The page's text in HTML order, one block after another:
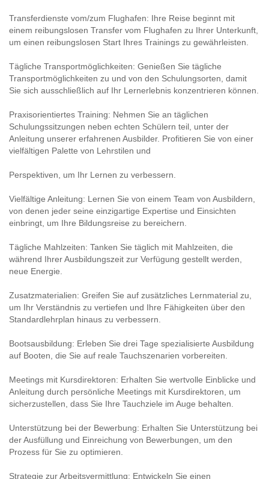
Transferdienste vom/zum Flughafen: Ihre Reise beginnt mit
einem reibungslosen Transfer vom Flughafen zu Ihrer Unterkunft,
um einen reibungslosen Start Ihres Trainings zu gewährleisten.
Tägliche Transportmöglichkeiten: Genießen Sie tägliche
Transportmöglichkeiten zu und von den Schulungsorten, damit
Sie sich ausschließlich auf Ihr Lernerlebnis konzentrieren können.
Praxisorientiertes Training: Nehmen Sie an täglichen
Schulungssitzungen neben echten Schülern teil, unter der
Anleitung unserer erfahrenen Ausbilder. Profitieren Sie von einer
vielfältigen Palette von Lehrstilen und
Perspektiven, um Ihr Lernen zu verbessern.
Vielfältige Anleitung: Lernen Sie von einem Team von Ausbildern,
von denen jeder seine einzigartige Expertise und Einsichten
einbringt, um Ihre Bildungsreise zu bereichern.
Tägliche Mahlzeiten: Tanken Sie täglich mit Mahlzeiten, die
während Ihrer Ausbildungszeit zur Verfügung gestellt werden,
neue Energie.
Zusatzmaterialien: Greifen Sie auf zusätzliches Lernmaterial zu,
um Ihr Verständnis zu vertiefen und Ihre Fähigkeiten über den
Standardlehrplan hinaus zu verbessern.
Bootsausbildung: Erleben Sie drei Tage spezialisierte Ausbildung
auf Booten, die Sie auf reale Tauchszenarien vorbereiten.
Meetings mit Kursdirektoren: Erhalten Sie wertvolle Einblicke und
Anleitung durch persönliche Meetings mit Kursdirektoren, um
sicherzustellen, dass Sie Ihre Tauchziele im Auge behalten.
Unterstützung bei der Bewerbung: Erhalten Sie Unterstützung bei
der Ausfüllung und Einreichung von Bewerbungen, um den
Prozess für Sie zu optimieren.
Strategie zur Arbeitsvermittlung: Entwickeln Sie einen